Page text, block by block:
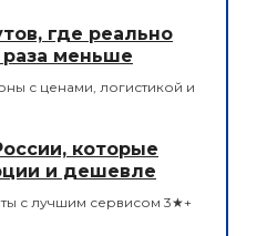
где реально
раза меньше
с ценами, логистикой и
которые
и дешевле
с лучшим сервисом 3★+